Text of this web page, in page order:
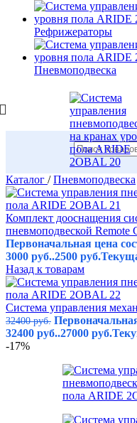
Рефрижераторы
Пневмоподвеска
Каталог / Пневмоподвеска
Комплект дооснащения
пневмоподвеской Remote
Первоначальная цена
3000 руб..2500 руб.
Назад к товарам
Система управления
32400руб.
32400 руб..27000 руб.
-17%